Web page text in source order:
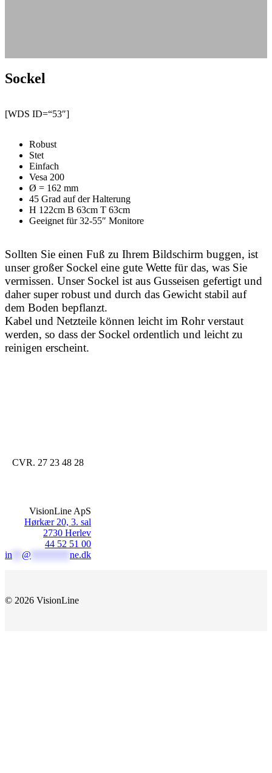
Sockel
[WDS ID=“53″]
Robust
Stet
Einfach
Vesa 200
Ø = 162 mm
45 Grad auf der Halterung
H 122cm B 63cm T 63cm
Geeignet für 32-55″ Monitore
Sollten Sie einen Fuß zu Ihrem Bildschirm buggen, ist
unser großer Sockel eine gute Wette für das, was Sie
vermissen. Unser Sockel ist aus Gusseisen gefertigt und
daher super robust und durch das Gewicht stabil auf
dem Boden bepflanzt.
Kabel und Netzteile können leicht im Rohr verstaut
werden, so dass der Sockel ordentlich und leicht zu
reinigen erscheint.
CVR. 27 23 48 28
VisionLine ApS
Hørkær 20, 3. sal
2730 Herlev
44 52 51 00
in
@ ne.dk
© 2026 VisionLine